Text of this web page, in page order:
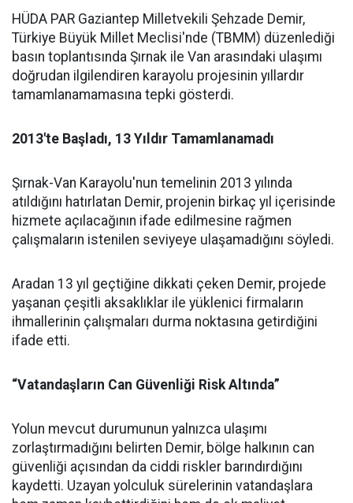
HÜDA PAR Gaziantep Milletvekili Şehzade Demir,
Türkiye Büyük Millet Meclisi'nde (TBMM) düzenlediği
basın toplantısında Şırnak ile Van arasındaki ulaşımı
doğrudan ilgilendiren karayolu projesinin yıllardır
tamamlanamamasına tepki gösterdi.
2013'te Başladı, 13 Yıldır Tamamlanamadı
Şırnak-Van Karayolu'nun temelinin 2013 yılında
atıldığını hatırlatan Demir, projenin birkaç yıl içerisinde
hizmete açılacağının ifade edilmesine rağmen
çalışmaların istenilen seviyeye ulaşamadığını söyledi.
Aradan 13 yıl geçtiğine dikkati çeken Demir, projede
yaşanan çeşitli aksaklıklar ile yüklenici firmaların
ihmallerinin çalışmaları durma noktasına getirdiğini
ifade etti.
“Vatandaşların Can Güvenliği Risk Altında”
Yolun mevcut durumunun yalnızca ulaşımı
zorlaştırmadığını belirten Demir, bölge halkının can
güvenliği açısından da ciddi riskler barındırdığını
kaydetti. Uzayan yolculuk sürelerinin vatandaşlara